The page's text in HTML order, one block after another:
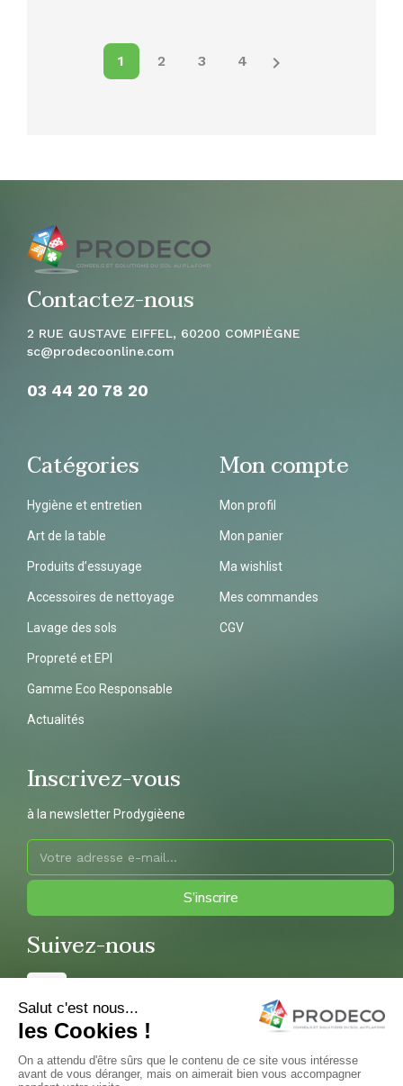
1 2 3 4 
Contactez-nous
2 RUE GUSTAVE EIFFEL, 60200 COMPIÈGNE
sc@prodecoonline.com
03 44 20 78 20
Catégories
Hygiène et entretien
Art de la table
Produits d’essuyage
Accessoires de nettoyage
Lavage des sols
Propreté et EPI
Gamme Eco Responsable
Actualités
Mon compte
Mon profil
Mon panier
Ma wishlist
Mes commandes
CGV
Inscrivez-vous
à la newsletter Prodygièene
S’inscrire
Suivez-nous